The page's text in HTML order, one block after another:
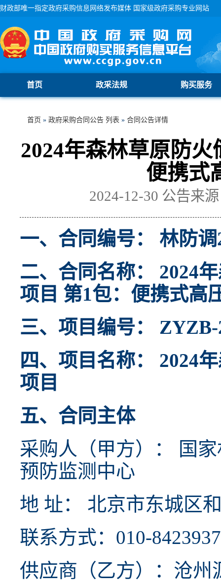
财政部唯一指定政府采购信息网络发布媒体 国家级政府采购专业网站
首页 政采法规 购买服务
首页 » 政府采购合同公告 列表 » 合同公告详情
2024年森林草原防
便携式
2024-12-30 公告来
一、合同编号： 林防
二、合同名称： 2024
项目 第1包：便携式高
三、项目编号： ZYZB-
四、项目名称： 2024
项目
五、合同主体
采购人（甲方）： 国
预防监测中心
地 址： 北京市东城区
联系方式：010-
供应商（乙方）：沧州